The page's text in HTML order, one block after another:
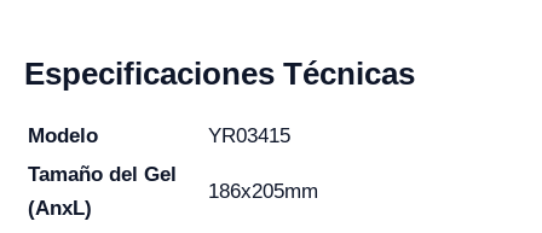
Especificaciones Técnicas
Modelo
YR03415
Tamaño del Gel
(AnxL)
186x205mm